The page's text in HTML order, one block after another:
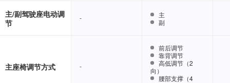
主/副驾驶座电动调
节
-
主
副
主座椅调节方式 -
前后调节
靠背调节
高低调节（2
向）
腰部支撑（4
-
主
副
-
前后调节
靠背调节
高低调节（2
向）
腰部支撑（4